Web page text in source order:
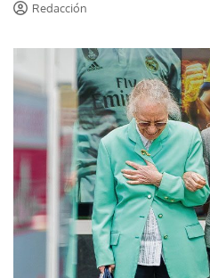
Redacción